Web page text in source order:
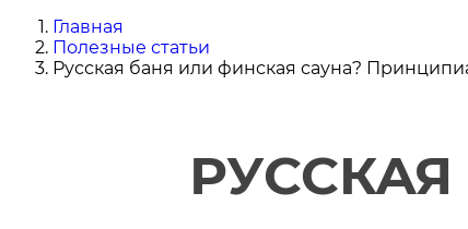
Главная
Полезные статьи
Русская баня или финская сауна?